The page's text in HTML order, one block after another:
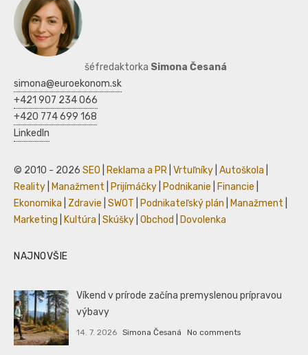
šéfredaktorka Simona Česaná
simona@euroekonom.sk
+421 907 234 066
+420 774 699 168
LinkedIn
© 2010 - 2026 SEO Reklama a PR Vrtuľníky Autoškola
Reality
Manažment Prijímáčky Podnikanie Financie
Ekonomika
Zdravie SWOT Podnikateľský plán Manažment
Marketing
Kultúra Skúšky Obchod Dovolenka
NAJNOVŠIE
Víkend v prírode začína premyslenou prípravou
výbavy
14. 7. 2026 Simona Česaná No comments